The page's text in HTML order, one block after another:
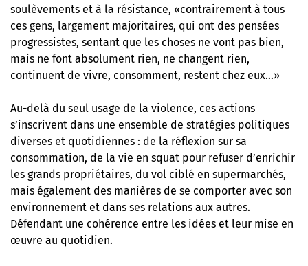
soulèvements et à la résistance, «contrairement à tous
ces gens, largement majoritaires, qui ont des pensées
progressistes, sentant que les choses ne vont pas bien,
mais ne font absolument rien, ne changent rien,
continuent de vivre, consomment, restent chez eux…»
Au-delà du seul usage de la violence, ces actions
s’inscrivent dans une ensemble de stratégies politiques
diverses et quotidiennes : de la réflexion sur sa
consommation, de la vie en squat pour refuser d’enrichir
les grands propriétaires, du vol ciblé en supermarchés,
mais également des manières de se comporter avec son
environnement et dans ses relations aux autres.
Défendant une cohérence entre les idées et leur mise en
œuvre au quotidien.